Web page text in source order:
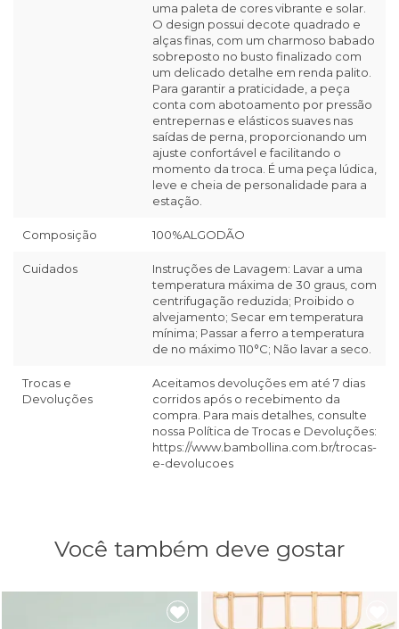
uma paleta de cores vibrante e solar.
O design possui decote quadrado e
alças finas, com um charmoso babado
sobreposto no busto finalizado com
um delicado detalhe em renda palito.
Para garantir a praticidade, a peça
conta com abotoamento por pressão
entrepernas e elásticos suaves nas
saídas de perna, proporcionando um
ajuste confortável e facilitando o
momento da troca. É uma peça lúdica,
leve e cheia de personalidade para a
estação.
Composição 100%ALGODÃO
Cuidados
Instruções de Lavagem: Lavar a uma
temperatura máxima de 30 graus, com
centrifugação reduzida; Proibido o
alvejamento; Secar em temperatura
mínima; Passar a ferro a temperatura
de no máximo 110°C; Não lavar a seco.
Trocas e
Devoluções
Aceitamos devoluções em até 7 dias
corridos após o recebimento da
compra. Para mais detalhes, consulte
nossa Política de Trocas e Devoluções:
https://www.bambollina.com.br/trocas-
e-devolucoes
Você também deve gostar